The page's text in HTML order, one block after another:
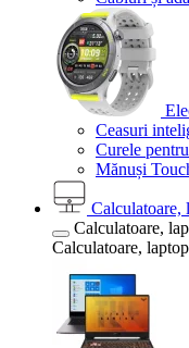
Ceasuri
Curele
Mănuși
Calculatoare,
Calculatoare,
Calculatoare,